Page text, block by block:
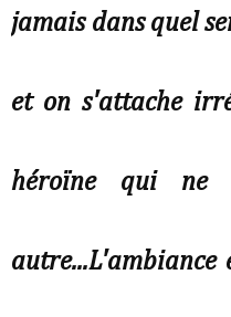
jamais dans quel
et on s'attache
héroïne qui ne
autre...L'ambiance